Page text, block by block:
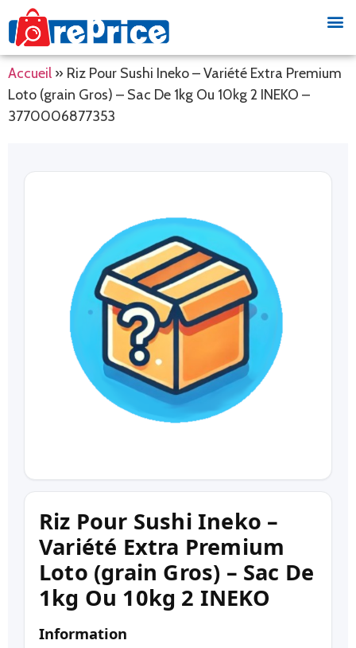
Accueil » Riz Pour Sushi Ineko – Variété Extra Premium
Loto (grain Gros) – Sac De 1kg Ou 10kg 2 INEKO –
3770006877353
Riz Pour Sushi Ineko –
Variété Extra Premium
Loto (grain Gros) – Sac De
1kg Ou 10kg 2 INEKO
Information